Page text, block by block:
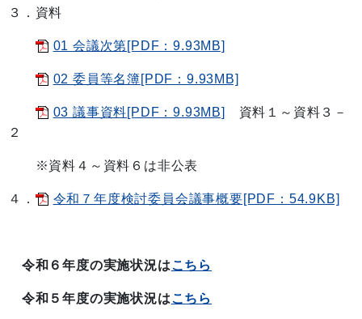
３．資料
01 会議次第[PDF：9.93MB]
02 委員等名簿[PDF：9.93MB]
03 議事資料[PDF：9.93MB]
資料１～資料３－
２
※資料４～資料６は非公表
４． 令和７年度検討委員会議事概要[PDF：54.9KB]
令和６年度の実施状況はこちら
令和５年度の実施状況はこちら